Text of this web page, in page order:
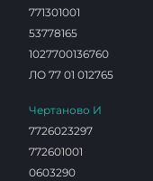
771301001
53778165
1027700136760
ЛО 77 01 012765
Чертаново И
7726023297
772601001
0603290